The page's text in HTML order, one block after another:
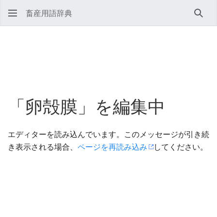
畜産用語辞典 検索
「卵殻膜」を編集中
エディターを読み込んでいます。このメッセージが引き続
き表示される場合、 ページを再読み込み してください。